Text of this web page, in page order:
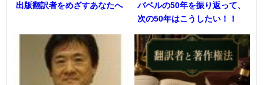
出版翻訳者をめざすあなたへ
バベルの50年を振り返って、
次の50年はこうしたい！！